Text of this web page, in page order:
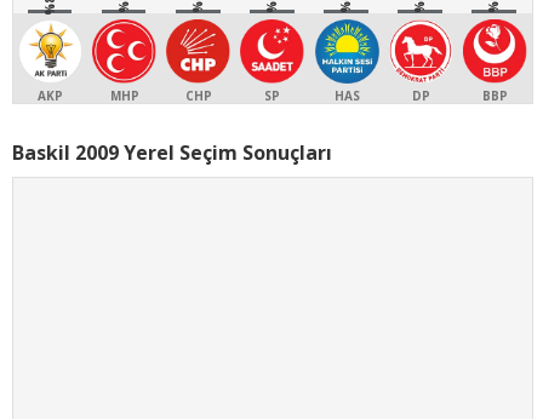
AKP MHP CHP SP HAS DP BBP
Baskil 2009 Yerel Seçim Sonuçları